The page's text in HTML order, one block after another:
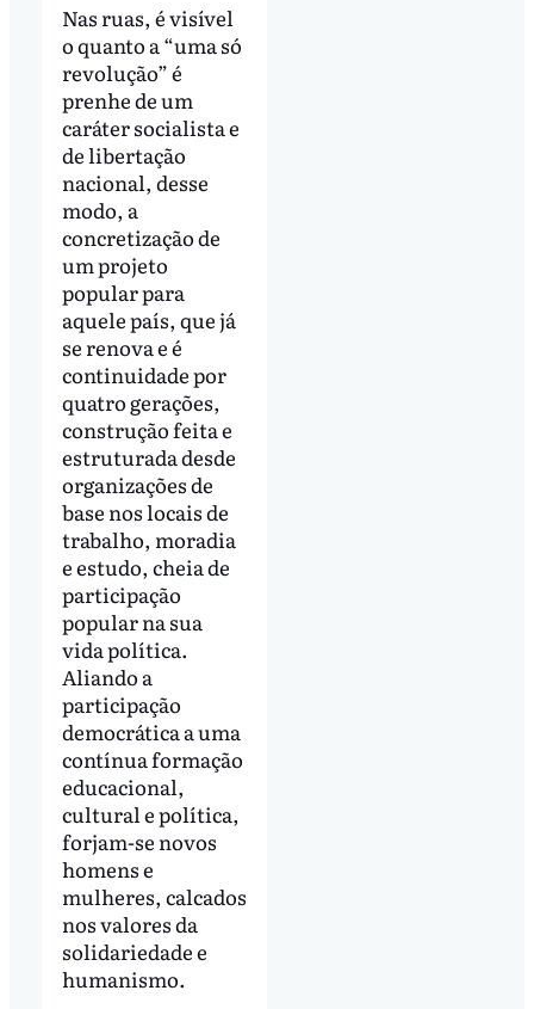
Nas ruas, é visível
o quanto a “uma só
revolução” é
prenhe de um
caráter socialista e
de libertação
nacional, desse
modo, a
concretização de
um projeto
popular para
aquele país, que já
se renova e é
continuidade por
quatro gerações,
construção feita e
estruturada desde
organizações de
base nos locais de
trabalho, moradia
e estudo, cheia de
participação
popular na sua
vida política.
Aliando a
participação
democrática a uma
contínua formação
educacional,
cultural e política,
forjam-se novos
homens e
mulheres, calcados
nos valores da
solidariedade e
humanismo.